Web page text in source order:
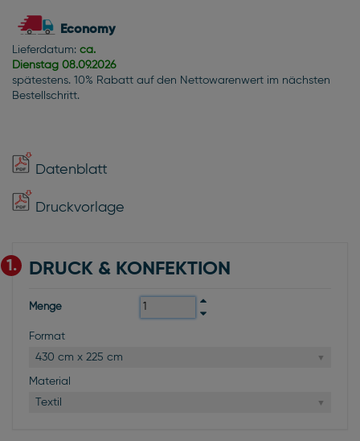
Economy
Lieferdatum: ca.
Dienstag 08.09.2026
spätestens. 10% Rabatt auf den Nettowarenwert im nächsten
Bestellschritt.
Datenblatt
Druckvorlage
1. DRUCK & KONFEKTION
Menge
Format
430 cm x 225 cm
Material
Textil